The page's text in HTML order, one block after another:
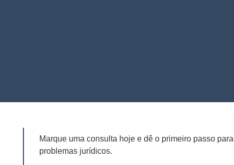
Marque uma consulta hoje e dê o primeiro passo
problemas jurídicos.